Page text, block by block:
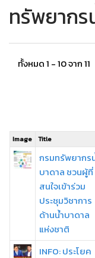
ทรัพยากร
ทั้งหมด 1 - 10 จาก 11
Image Title
กรมทรัพยากร
บาดาล ชวนผู้ที่
สนใจเข้าร่วม
ประชุมวิชาการ
ด้านน้ำบาดาล
แห่งชาติ
INFO: ประโยค